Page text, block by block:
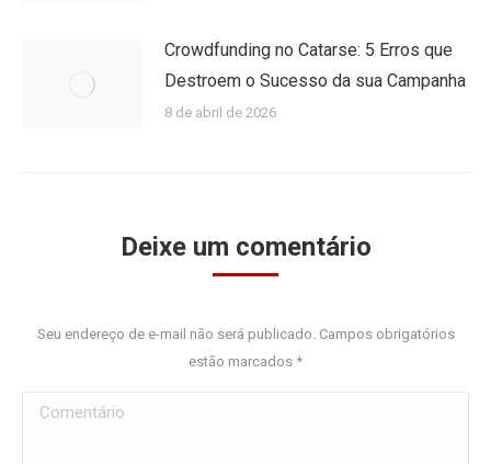
Crowdfunding no Catarse: 5 Erros que
Destroem o Sucesso da sua Campanha
8 de abril de 2026
Deixe um comentário
Seu endereço de e-mail não será publicado. Campos obrigatórios
estão marcados *
Comentário